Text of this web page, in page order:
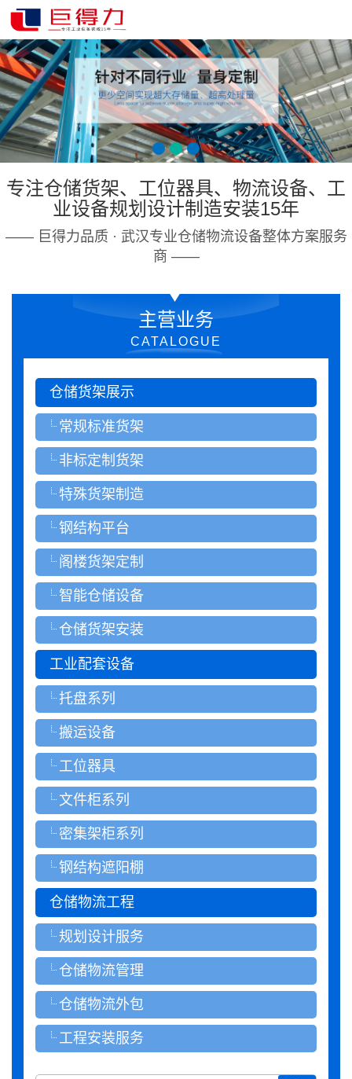
专注仓储货架、工位器具、物流设备、工
业设备规划设计制造安装15年
—— 巨得力品质 · 武汉专业仓储物流设备整体方案服务
商 ——
主营业务
CATALOGUE
仓储货架展示
常规标准货架
非标定制货架
特殊货架制造
钢结构平台
阁楼货架定制
智能仓储设备
仓储货架安装
工业配套设备
托盘系列
搬运设备
工位器具
文件柜系列
密集架柜系列
钢结构遮阳棚
仓储物流工程
规划设计服务
仓储物流管理
仓储物流外包
工程安装服务